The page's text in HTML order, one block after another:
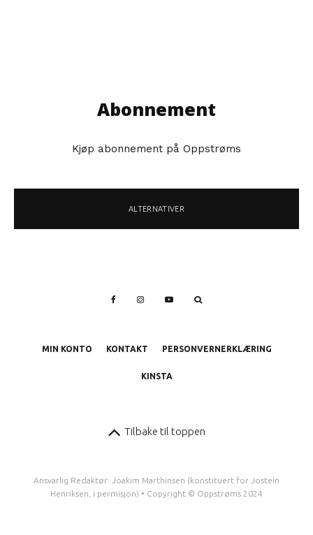
Abonnement
Kjøp abonnement på Oppstrøms
ALTERNATIVER
MIN KONTO KONTAKT PERSONVERNERKLÆRING
KINSTA
Tilbake til toppen
Ansvarlig Redaktør: Joakim Marthinsen (konstituert for Jostein
Henriksen, i permisjon) • Copyright © Oppstrøms 2024